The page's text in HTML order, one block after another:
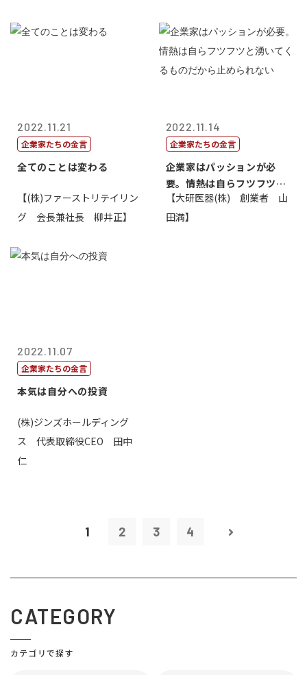
2022.11.21
企業家たちの金言
全てのことは変わる
【(株)ファーストリテイリン
グ 会長兼社長 柳井正】
2022.11.14
企業家たちの金言
企業家はパッションが必
要。情熱は自らフツフツと
湧いてくるもの...
【大研医器(株) 創業者 山
田満】
2022.11.07
企業家たちの金言
本気は自分への投資
(株)ジンズホールディング
ス 代表取締役CEO 田中
仁
1 2 3 4
CATEGORY
カテゴリで探す